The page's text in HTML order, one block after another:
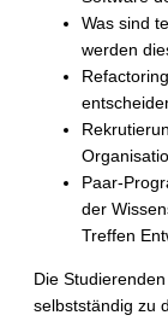
Was sind
werden
Paar-
der
Treffen
Die
selbstständig zu